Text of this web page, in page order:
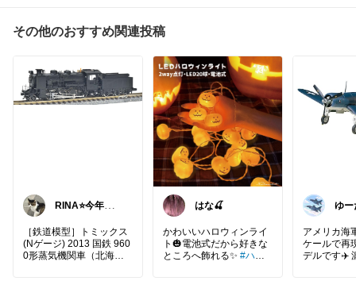
その他のおすすめ関連投稿
RINA⭐️今年もよ
［鉄道模型］トミックス
(Nゲージ) 2013 国鉄 960
0形蒸気機関車（北海道
はな🍒
かわいいハロウィンライ
ト🎃電池式だから好きな
ところへ飾れる✨ #ハロ
ゆ
パ
アメリカ海
ケールで再
デルです✈️